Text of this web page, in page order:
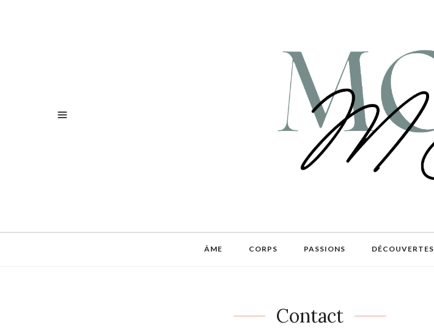
ÂME CORPS PASSIONS DÉCOUVERTES
Contact